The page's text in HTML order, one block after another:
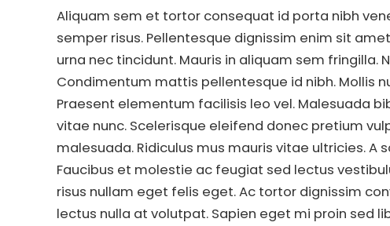
Aliquam sem et tortor consequat id porta nibh
semper risus. Pellentesque dignissim enim sit
urna nec tincidunt. Mauris in aliquam sem fringilla.
Condimentum mattis pellentesque id nibh. Mollis
Praesent elementum facilisis leo vel. Malesuada
vitae nunc. Scelerisque eleifend donec pretium
malesuada. Ridiculus mus mauris vitae ultricies.
Faucibus et molestie ac feugiat sed lectus
risus nullam eget felis eget. Ac tortor dignissim
lectus nulla at volutpat. Sapien eget mi proin sed